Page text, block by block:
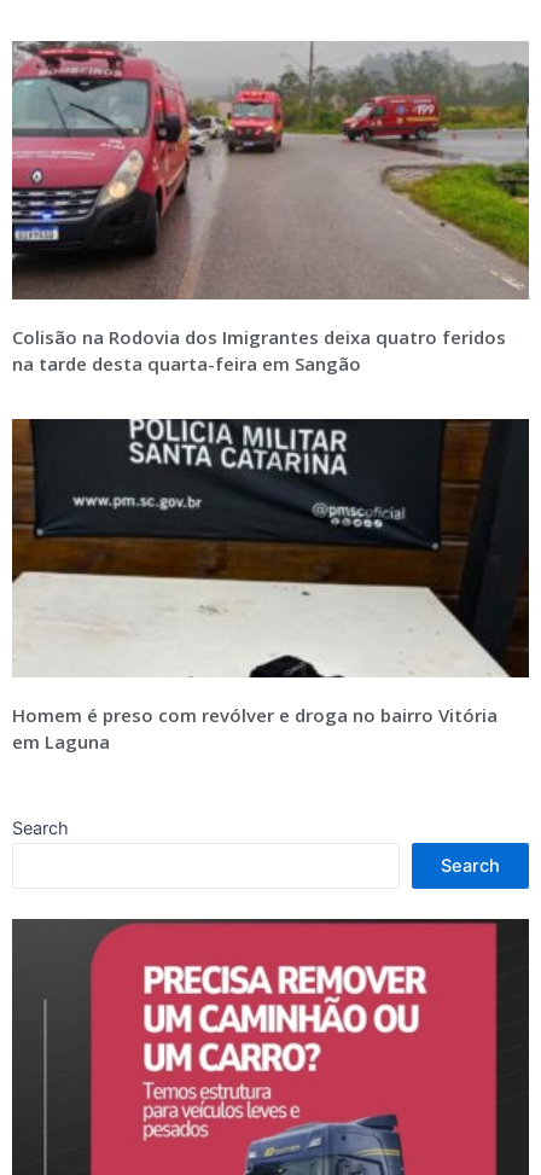
Colisão na Rodovia dos Imigrantes deixa quatro feridos
na tarde desta quarta-feira em Sangão
Homem é preso com revólver e droga no bairro Vitória
em Laguna
Search
Search